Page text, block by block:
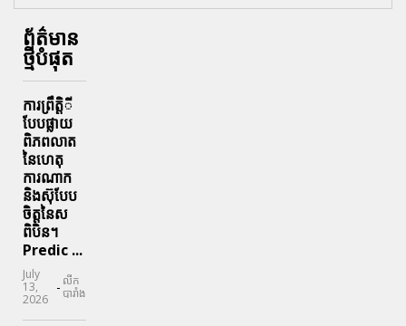
ព័ត៌មាន
ថ្មីបំផុត
ការព្រឹតិ្តី
បែបផ្លាយ
ពិភពលាត
នៃហេតុ
ការណាក
និងស៊ុបែប
ចិត្តនៃស
ពិបិន។
Predic ...
July
13,
2026
- លីក
បារាំង